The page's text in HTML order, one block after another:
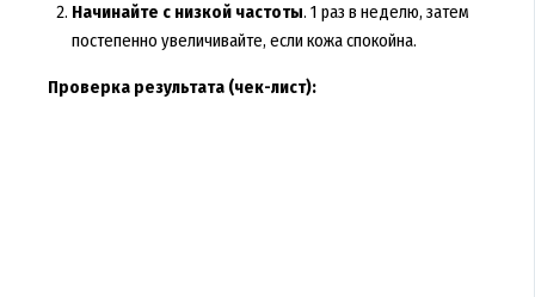
Начинайте с низкой частоты. 1 раз в неделю, затем
постепенно увеличивайте, если кожа спокойна.
Проверка результата (чек-лист):